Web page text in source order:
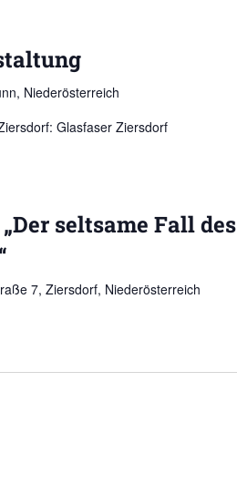
Niederösterreich
Glasfaser Ziersdorf
seltsame Fall des
7, Ziersdorf, Niederösterreich